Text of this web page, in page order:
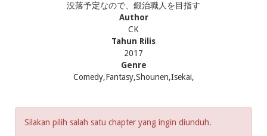
没落予定なので、鍛治職人を目指す
Author
CK
Tahun Rilis
2017
Genre
Comedy,Fantasy,Shounen,Isekai,
Silakan pilih salah satu chapter yang ingin diunduh.